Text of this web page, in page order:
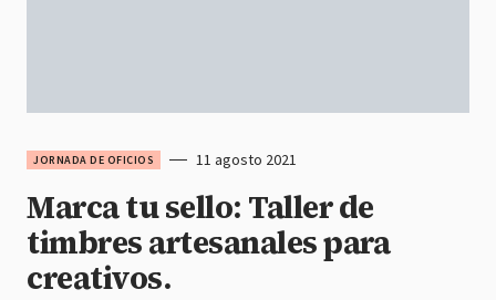
JORNADA DE OFICIOS 11 agosto 2021
Marca tu sello: Taller de
timbres artesanales para
creativos.